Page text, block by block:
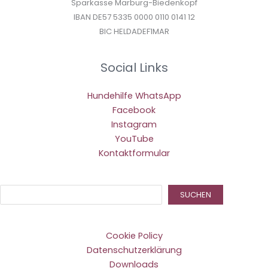
Sparkasse Marburg-Biedenkopf
IBAN DE57 5335 0000 0110 0141 12
BIC HELDADEF1MAR
Social Links
Hundehilfe WhatsApp
Facebook
Instagram
YouTube
Kontaktformular
SUCHEN
Cookie Policy
Datenschutzerklärung
Downloads